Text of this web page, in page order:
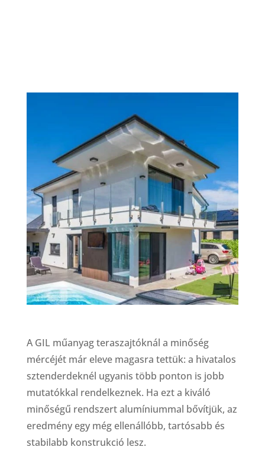
A GIL műanyag teraszajtóknál a minőség
mércéjét már eleve magasra tettük: a hivatalos
sztenderdeknél ugyanis több ponton is jobb
mutatókkal rendelkeznek. Ha ezt a kiváló
minőségű rendszert alumíniummal bővítjük, az
eredmény egy még ellenállóbb, tartósabb és
stabilabb konstrukció lesz.